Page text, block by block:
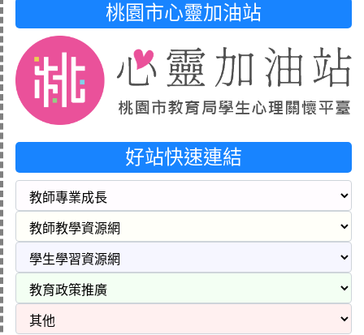
桃園市心靈加油站
好站快速連結